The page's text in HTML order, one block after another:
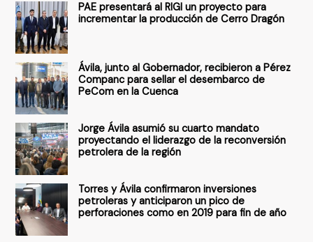
c
a
r
o
r
:
PAE presentará al RIGI un proyecto para
incrementar la producción de Cerro Dragón
Ávila, junto al Gobernador, recibieron a Pérez
Companc para sellar el desembarco de
PeCom en la Cuenca
Jorge Ávila asumió su cuarto mandato
proyectando el liderazgo de la reconversión
petrolera de la región
Torres y Ávila confirmaron inversiones
petroleras y anticiparon un pico de
perforaciones como en 2019 para fin de año